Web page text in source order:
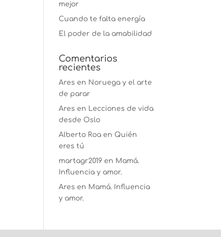
mejor
Cuando te falta energía
El poder de la amabilidad
Comentarios
recientes
Ares en Noruega y el arte
de parar
Ares en Lecciones de vida
desde Oslo
Alberto Roa en Quién
eres tú
martagr2019 en Mamá.
Influencia y amor.
Ares en Mamá. Influencia
y amor.